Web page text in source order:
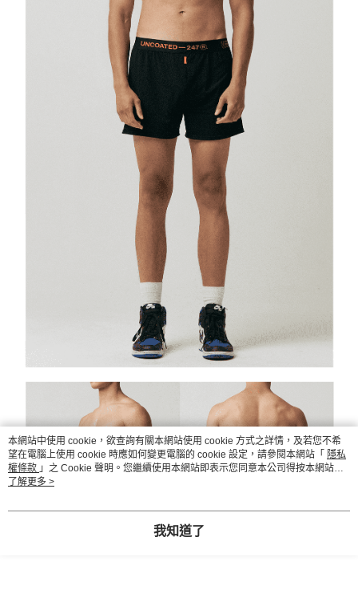
本網站中使用 cookie，欲查詢有關本網站使用 cookie 方式之詳情，及若您不希
望在電腦上使用 cookie 時應如何變更電腦的 cookie 設定，請參閱本網站「 隱私
權條款 」之 Cookie 聲明。您繼續使用本網站即表示您同意本公司得按本網站使
用條款之 Cookie 聲明使用 cookie。
了解更多 >
我知道了